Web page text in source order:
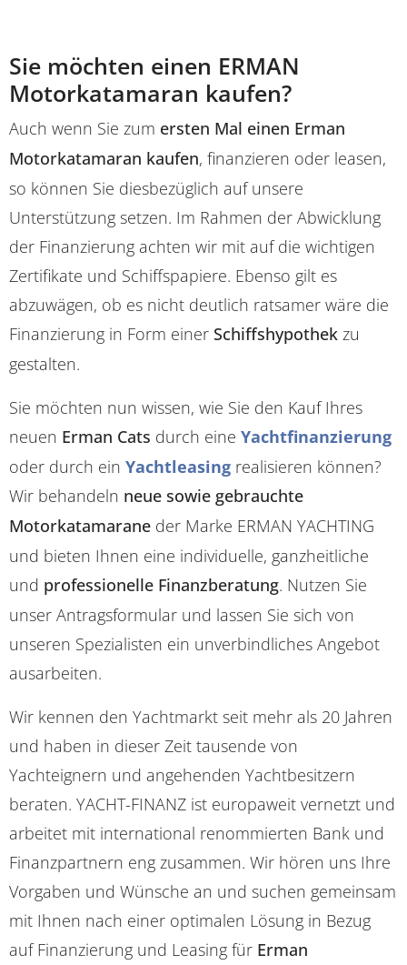
Sie möchten einen ERMAN
Motorkatamaran kaufen?
Auch wenn Sie zum ersten Mal einen Erman
Motorkatamaran kaufen, finanzieren oder leasen,
so können Sie diesbezüglich auf unsere
Unterstützung setzen. Im Rahmen der Abwicklung
der Finanzierung achten wir mit auf die wichtigen
Zertifikate und Schiffspapiere. Ebenso gilt es
abzuwägen, ob es nicht deutlich ratsamer wäre die
Finanzierung in Form einer Schiffshypothek zu
gestalten.
Sie möchten nun wissen, wie Sie den Kauf Ihres
neuen Erman Cats durch eine Yachtfinanzierung
oder durch ein Yachtleasing realisieren können?
Wir behandeln neue sowie gebrauchte
Motorkatamarane der Marke ERMAN YACHTING
und bieten Ihnen eine individuelle, ganzheitliche
und professionelle Finanzberatung. Nutzen Sie
unser Antragsformular und lassen Sie sich von
unseren Spezialisten ein unverbindliches Angebot
ausarbeiten.
Wir kennen den Yachtmarkt seit mehr als 20 Jahren
und haben in dieser Zeit tausende von
Yachteignern und angehenden Yachtbesitzern
beraten. YACHT-FINANZ ist europaweit vernetzt und
arbeitet mit international renommierten Bank und
Finanzpartnern eng zusammen. Wir hören uns Ihre
Vorgaben und Wünsche an und suchen gemeinsam
mit Ihnen nach einer optimalen Lösung in Bezug
auf Finanzierung und Leasing für Erman